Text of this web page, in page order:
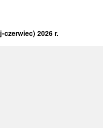
czerwiec) 2026 r.